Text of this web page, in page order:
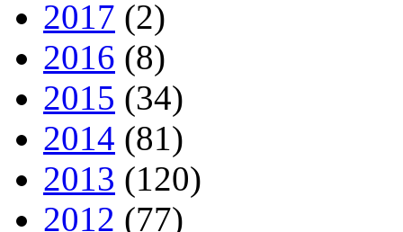
2017 (2)
2016 (8)
2015 (34)
2014 (81)
2013 (120)
2012 (77)